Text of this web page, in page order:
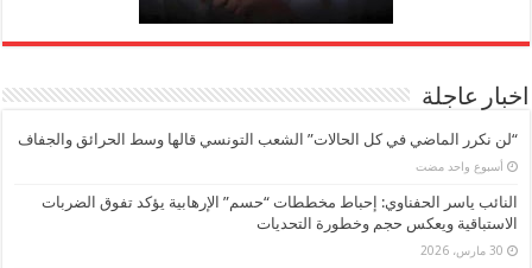
اخبار عاجلة
“لن نكرر الماضي في كل الحالات” الشعب التونسي قالها وسط الحرائق والجفاف
‏أسبوع واحد مضت
النائب ياسر الحفناوي: إحباط مخططات “حسم” الإرهابية يؤكد تفوق الضربات
الاستباقية ويعكس حجم وخطورة التحديات
30 مارس، 2026